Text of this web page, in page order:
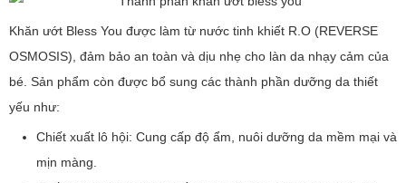
Khăn ướt Bless You được làm từ nước tinh khiết R.O (REVERSE
OSMOSIS), đảm bảo an toàn và dịu nhẹ cho làn da nhạy cảm của
bé. Sản phẩm còn được bổ sung các thành phần dưỡng da thiết
yếu như:
Chiết xuất lô hội: Cung cấp độ ẩm, nuôi dưỡng da mềm mại và
mịn màng.